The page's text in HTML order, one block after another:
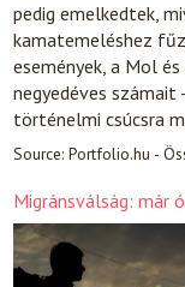
pedig emelkedtek,
kamatemeléshez
események, a Mol
negyedéves
történelmi csúcsra
Source:Portfolio.hu -
Migránsválság: már